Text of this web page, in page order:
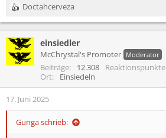
R
e
k
t
i
n
e
Doctahcerveza
einsiedler
McChrystal's Promoter Moderator
Beiträge 12.308 Reaktionspunkte
Ort
Einsiedeln
17. Juni 2025
Gunga schrieb: